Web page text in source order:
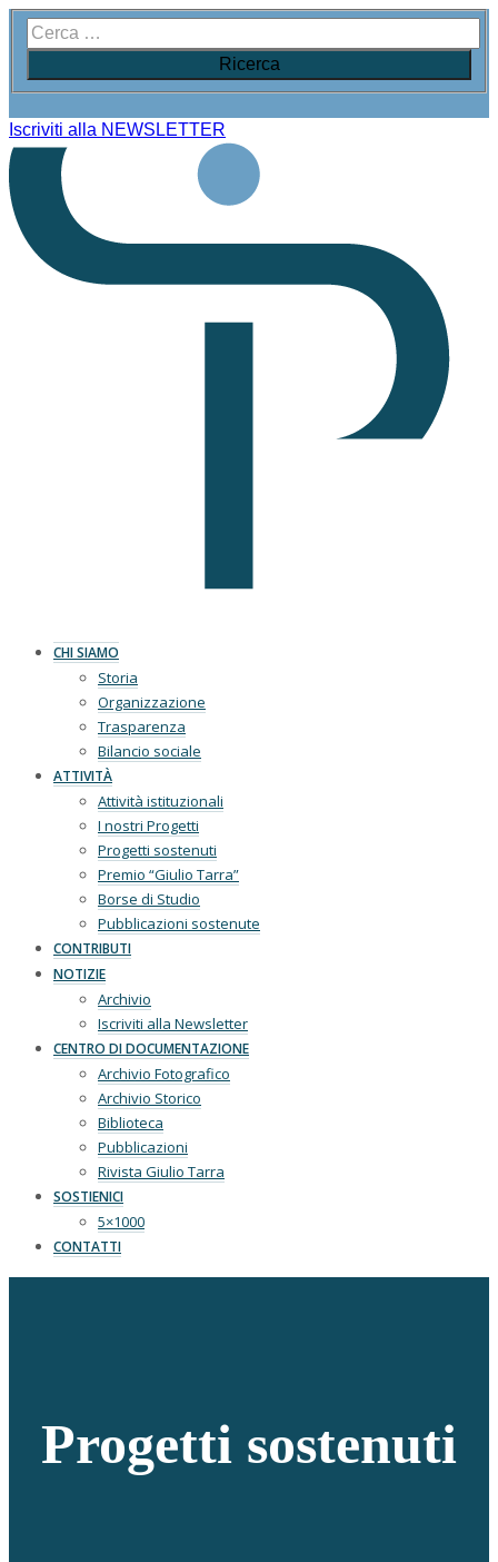
Iscriviti alla NEWSLETTER
CHI SIAMO
Storia
Organizzazione
Trasparenza
Bilancio sociale
ATTIVITÀ
Attività istituzionali
I nostri Progetti
Progetti sostenuti
Premio “Giulio Tarra”
Borse di Studio
Pubblicazioni sostenute
CONTRIBUTI
NOTIZIE
Archivio
Iscriviti alla Newsletter
CENTRO DI DOCUMENTAZIONE
Archivio Fotografico
Archivio Storico
Biblioteca
Pubblicazioni
Rivista Giulio Tarra
SOSTIENICI
5×1000
CONTATTI
Progetti sostenuti